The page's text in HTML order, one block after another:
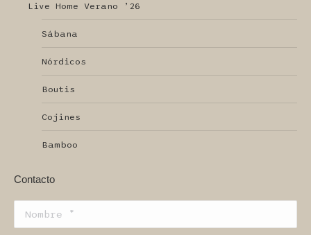
Live Home Verano ’26
Sábana
Nórdicos
Boutis
Cojines
Bamboo
Contacto